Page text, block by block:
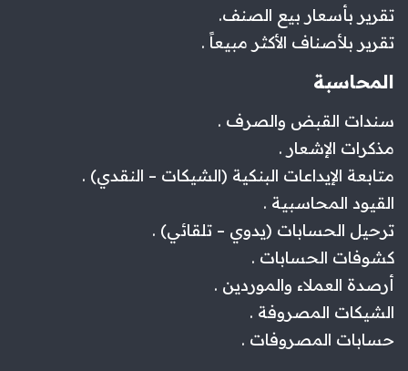
تقرير بأسعار بيع الصنف.
تقرير بلأصناف الأكثر مبيعاً .
المحاسبة
سندات القبض والصرف .
مذكرات الإشعار .
متابعة الإيداعات البنكية (الشيكات – النقدي) .
القيود المحاسبية .
ترحيل الحسابات (يدوي – تلقائي) .
كشوفات الحسابات .
أرصدة العملاء والموردين .
الشيكات المصروفة .
حسابات المصروفات .